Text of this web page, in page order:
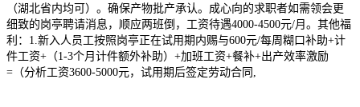
（湖北省内均可）。确保产物批产承认。成心向的求职者如需领会更
细致的岗亭聘请消息，顺应两班倒，工资待遇4000-4500元/月。其他福
利：1.新入人员工按照岗亭正在试用期内赐与600元/每周糊口补助+计
件工资+（1-3个月计件额外补助）+加班工资+餐补+出产效率激励
=（分析工资3600-5000元，试用期后签定劳动合同,